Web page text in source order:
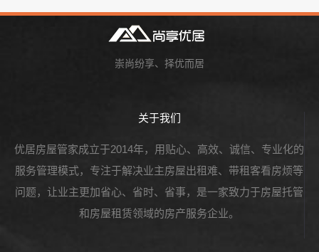
崇尚纷享、择优而居
关于我们
优居房屋管家成立于2014年，用贴心、高效、诚信、专业化的
服务管理模式，专注于解决业主房屋出租难、带租客看房烦等
问题，让业主更加省心、省时、省事，是一家致力于房屋托管
和房屋租赁领域的房产服务企业。